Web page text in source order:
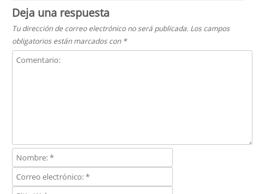
Deja una respuesta
Tu dirección de correo electrónico no será publicada. Los campos
obligatorios están marcados con *